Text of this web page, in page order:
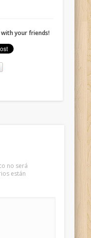
your friends!
no será
están